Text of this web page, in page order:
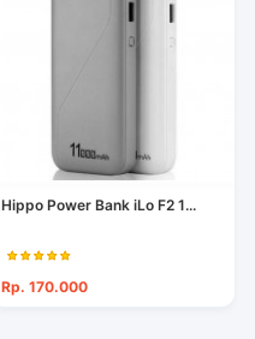
Hippo Power Bank iLo F2 1...
Rp. 170.000